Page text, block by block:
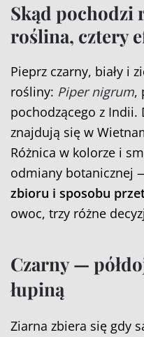
Skąd pochodzi
roślina, cztery
Pieprz czarny, biały i
rośliny: Piper nigrum,
pochodzącego z Indii.
znajdują się w
Różnica w kolorze i
odmiany botanicznej
zbioru i sposobu
owoc, trzy różne
Czarny —
łupiną
Ziarna zbiera się gdy